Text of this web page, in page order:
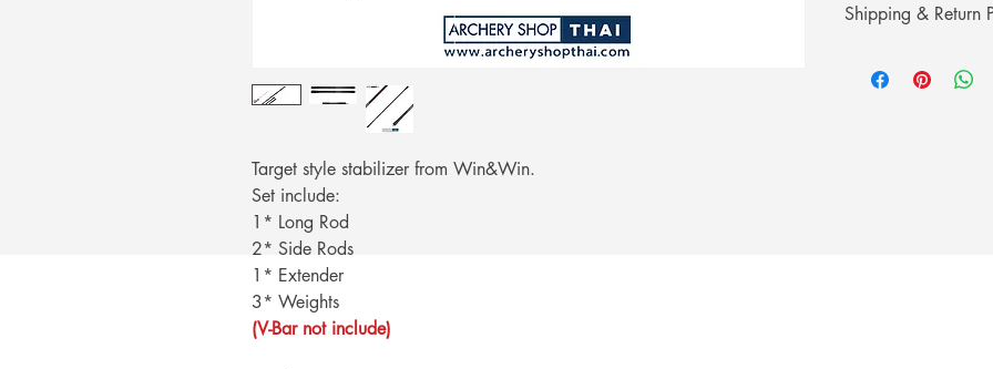
Target style stabilizer from Win&Win.
Set include:
1* Long Rod
2* Side Rods
1* Extender
3* Weights
(V-Bar not include)
refund the difference.
ช้อปที่
processing fee.**
Shipping & Return
การจัดส่งและการคืนสิ